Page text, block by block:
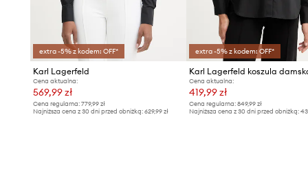
extra -5% z kodem: OFF*
Karl Lagerfeld
Cena aktualna:
569,99 zł
Cena regularna: 779,99 zł
Najniższa cena z 30 dni przed obniżką: 629,99 zł
extra -5% z kodem: OFF*
Cena aktualna:
419,99 zł
Cena regularna:849,99 zł
Najniższa cena z 30 dni przed obniżką: